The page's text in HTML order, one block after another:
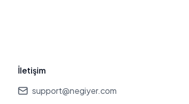
İletişim
support@negiyer.com